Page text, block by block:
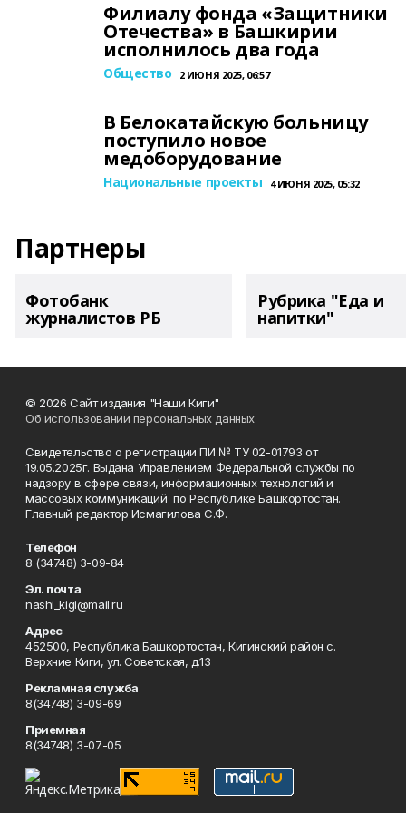
Филиалу фонда «Защитники
Отечества» в Башкирии
исполнилось два года
Общество 2 ИЮНЯ 2025, 06:57
В Белокатайскую больницу
поступило новое
медоборудование
Национальные проекты 4 ИЮНЯ 2025, 05:32
Партнеры
Фотобанк
журналистов РБ
Рубрика "Еда и
напитки"
© 2026 Сайт издания "Наши Киги"
Об использовании персональных данных
Свидетельство о регистрации ПИ № ТУ 02-01793 от
19.05.2025г. Выдана Управлением Федеральной службы по
надзору в сфере связи, информационных технологий и
массовых коммуникаций по Республике Башкортостан.
Главный редактор Исмагилова С.Ф.
Телефон
8 (34748) 3-09-84
Эл. почта
nashi_kigi@mail.ru
Адрес
452500, Республика Башкортостан, Кигинский район с.
Верхние Киги, ул. Советская, д.13
Рекламная служба
8(34748) 3-09-69
Приемная
8(34748) 3-07-05